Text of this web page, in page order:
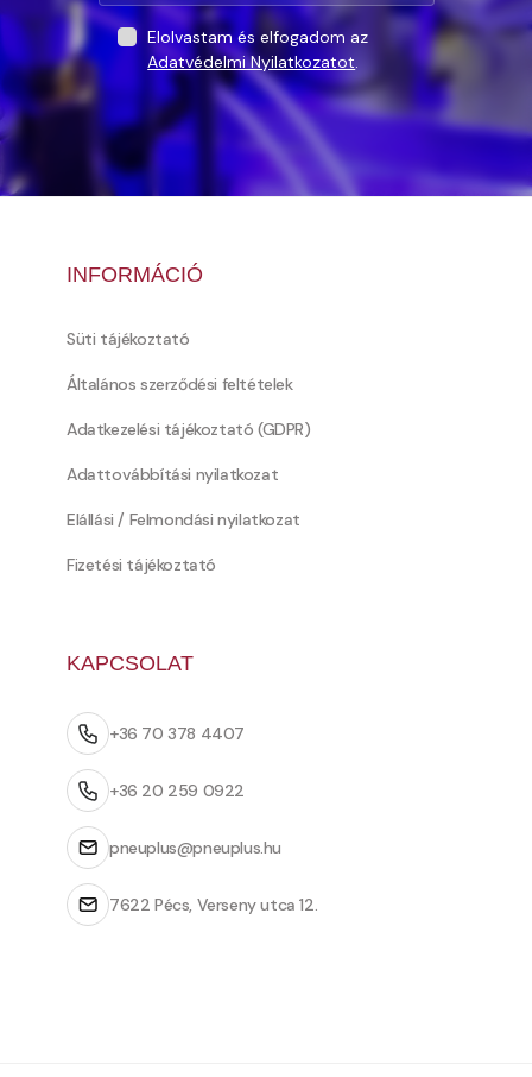
Elolvastam és elfogadom az
Adatvédelmi Nyilatkozatot.
INFORMÁCIÓ
Süti tájékoztató
Általános szerződési feltételek
Adatkezelési tájékoztató (GDPR)
Adattovábbítási nyilatkozat
Elállási / Felmondási nyilatkozat
Fizetési tájékoztató
KAPCSOLAT
+36 70 378 4407
+36 20 259 0922
pneuplus@pneuplus.hu
7622 Pécs, Verseny utca 12.